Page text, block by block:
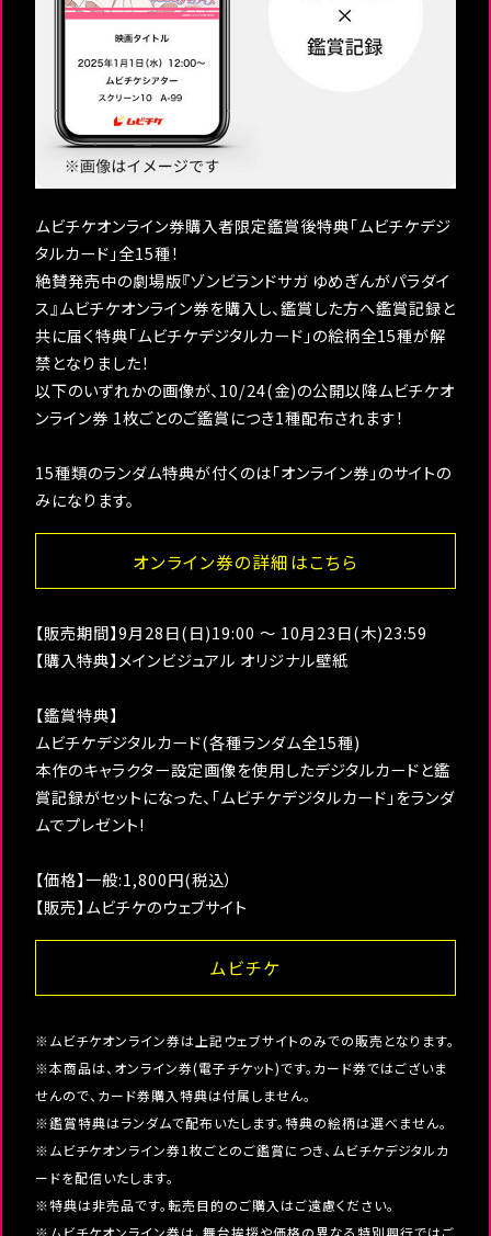
ムビチケオンライン券購入者限定鑑賞後特典「ムビチケデジ
タルカード」全15種！
絶賛発売中の劇場版『ゾンビランドサガ ゆめぎんがパラダイ
ス』ムビチケオンライン券を購入し、鑑賞した方へ鑑賞記録と
共に届く特典「ムビチケデジタルカード」の絵柄全15種が解
禁となりました！
以下のいずれかの画像が、10/24(金)の公開以降ムビチケオ
ンライン券 1枚ごとのご鑑賞につき1種配布されます！
15種類のランダム特典が付くのは「オンライン券」のサイトの
みになります。
オンライン券の詳細はこちら
【販売期間】9月28日(日)19:00 〜 10月23日(木)23:59
【購入特典】メインビジュアル オリジナル壁紙
【鑑賞特典】
ムビチケデジタルカード(各種ランダム全15種)
本作のキャラクター設定画像を使用したデジタルカードと鑑
賞記録がセットになった、「ムビチケデジタルカード」をランダ
ムでプレゼント!
【価格】一般:1,800円(税込）
【販売】ムビチケのウェブサイト
ムビチケ
※ムビチケオンライン券は上記ウェブサイトのみでの販売となります。
※本商品は、オンライン券(電子チケット)です。カード券ではございま
せんので、カード券購入特典は付属しません。
※鑑賞特典はランダムで配布いたします。特典の絵柄は選べません。
※ムビチケオンライン券1枚ごとのご鑑賞につき、ムビチケデジタルカ
ードを配信いたします。
※特典は非売品です。転売目的のご購入はご遠慮ください。
※ムビチケオンライン券は、舞台挨拶や価格の異なる特別興行ではご